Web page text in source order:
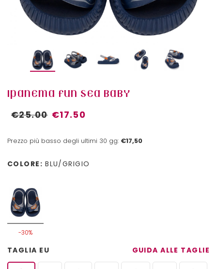
IPANEMA FUN SEA BABY
€25.00 €17.50
Prezzo più basso degli ultimi 30 gg: €17,50
COLORE: BLU/GRIGIO
-30%
TAGLIA EU GUIDA ALLE TAGLIE